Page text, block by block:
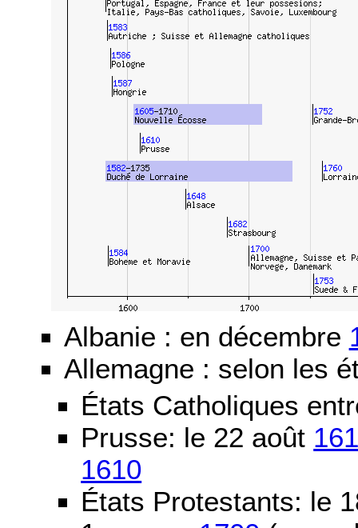
Albanie : en décembre
Allemagne : selon les
États Catholiques
Prusse: le 22 août
1610
États Protestants: le